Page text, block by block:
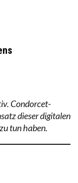
Condorcet-
dieser digitalen
tun haben.